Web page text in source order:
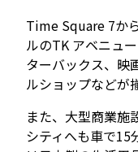
Time Square 7か
ルのTK アベニュ
ターバックス、映
ルショップなどが
また、大型商業施
シティへも車で15